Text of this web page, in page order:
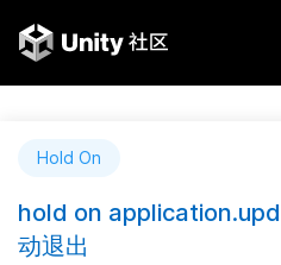
Hold On
hold on
动退出